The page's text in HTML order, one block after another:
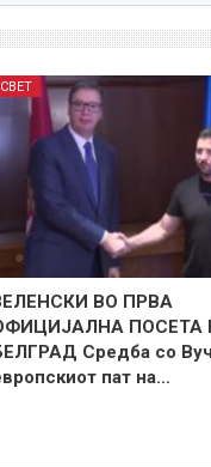
СВЕТ
ВО ПРВА
ПОСЕТА
Средба со
пат на…